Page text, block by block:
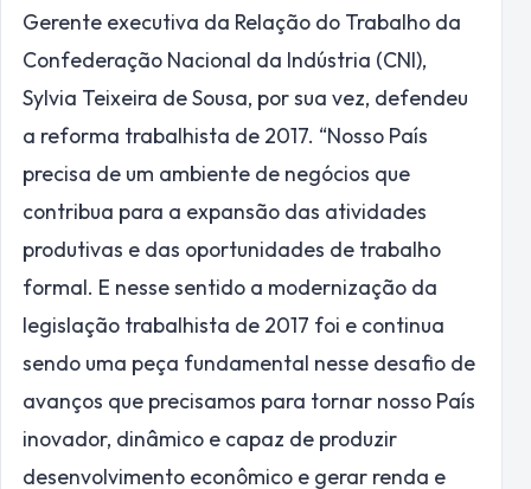
Gerente executiva da Relação do Trabalho da
Confederação Nacional da Indústria (CNI),
Sylvia Teixeira de Sousa, por sua vez, defendeu
a reforma trabalhista de 2017. “Nosso País
precisa de um ambiente de negócios que
contribua para a expansão das atividades
produtivas e das oportunidades de trabalho
formal. E nesse sentido a modernização da
legislação trabalhista de 2017 foi e continua
sendo uma peça fundamental nesse desafio de
avanços que precisamos para tornar nosso País
inovador, dinâmico e capaz de produzir
desenvolvimento econômico e gerar renda e